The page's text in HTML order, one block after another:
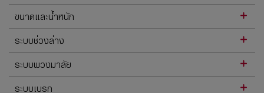
ขนาดและน้ำหนัก
ระบบช่วงล่าง
ระบบพวงมาลัย
ระบบเบรก